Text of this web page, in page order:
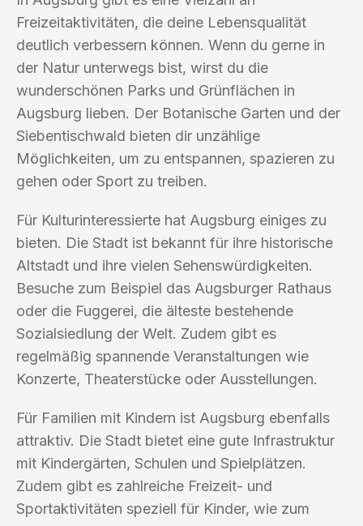
Freizeitaktivitäten, die deine Lebensqualität
deutlich verbessern können. Wenn du gerne in
der Natur unterwegs bist, wirst du die
wunderschönen Parks und Grünflächen in
Augsburg lieben. Der Botanische Garten und der
Siebentischwald bieten dir unzählige
Möglichkeiten, um zu entspannen, spazieren zu
gehen oder Sport zu treiben.
Für Kulturinteressierte hat Augsburg einiges zu
bieten. Die Stadt ist bekannt für ihre historische
Altstadt und ihre vielen Sehenswürdigkeiten.
Besuche zum Beispiel das Augsburger Rathaus
oder die Fuggerei, die älteste bestehende
Sozialsiedlung der Welt. Zudem gibt es
regelmäßig spannende Veranstaltungen wie
Konzerte, Theaterstücke oder Ausstellungen.
Für Familien mit Kindern ist Augsburg ebenfalls
attraktiv. Die Stadt bietet eine gute Infrastruktur
mit Kindergärten, Schulen und Spielplätzen.
Zudem gibt es zahlreiche Freizeit- und
Sportaktivitäten speziell für Kinder, wie zum